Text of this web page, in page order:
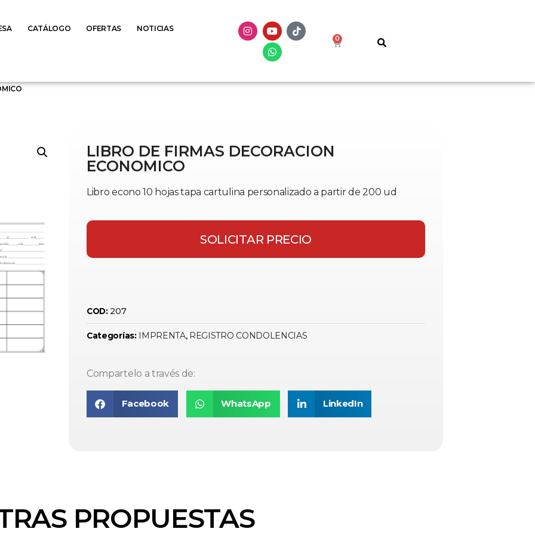
CATÁLOGO OFERTAS NOTICIAS
0
LIBRO DE FIRMAS DECORACION
ECONOMICO
Libro econo 10 hojas tapa cartulina personalizado a partir de 200 ud
SOLICITAR PRECIO
COD: 207
Categorías: IMPRENTA, REGISTRO CONDOLENCIAS
Compartelo a través de:
Facebook WhatsApp LinkedIn
PROPUESTAS